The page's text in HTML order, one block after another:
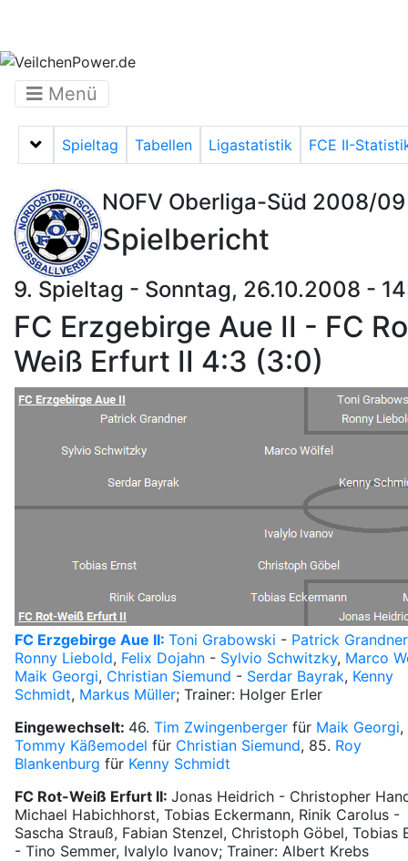
Menü
Menü auf-/zuklappen
Spieltag Tabellen Ligastatistik FCE II-
NOFV Oberliga-Süd 2008/09
Spielbericht
9. Spieltag - Sonntag, 26.10.2008 -
FC Erzgebirge Aue II - FC
Weiß Erfurt II 4:3 (3:0)
FC Erzgebirge Aue II: Toni Grabowski - Patrick Grandner
Ronny Liebold, Felix Dojahn - Sylvio Schwitzky, Marco
Maik Georgi, Christian Siemund - Serdar Bayrak, Kenny
Schmidt, Markus Müller; Trainer: Holger Erler
Eingewechselt: 46. Tim Zwingenberger für Maik Georgi,
Tommy Käßemodel für Christian Siemund, 85. Roy
Blankenburg für Kenny Schmidt
FC Rot-Weiß Erfurt II: Jonas Heidrich - Christopher
Michael Habichhorst, Tobias Eckermann, Rinik Carolus -
Sascha Strauß, Fabian Stenzel, Christoph Göbel, Tobias
- Tino Semmer, Ivalylo Ivanov; Trainer: Albert Krebs